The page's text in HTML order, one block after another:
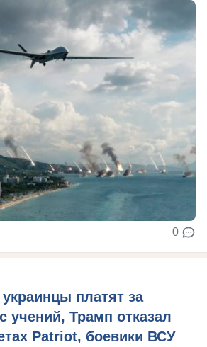
0
платят за
учений, Трамп отказал
Patriot, боевики ВСУ